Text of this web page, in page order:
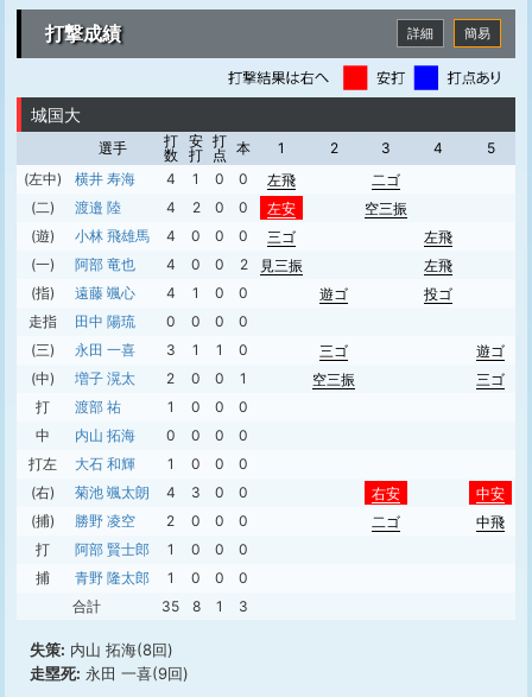
打撃成績 簡易
詳細
城国大
選手
打
数
安
打
打
点 本 1 2 3 4
5
(左中)
横井 寿海 4 1 0 0 左飛 二ゴ
(二)
渡邉 陸 4 2 0 0 左安 空三振
(遊)
小林 飛雄馬 4 0 0 0 三ゴ 左飛
(一)
阿部 竜也 4 0 0 2 見三振 左飛
(指)
遠藤 颯心 4 1 0 0 遊ゴ 投ゴ
走指
田中 陽琉 0 0 0
0
(三)
永田 一喜 3 1 1 0 三ゴ
遊ゴ
(中)
増子 滉太 2 0 0 1 空三振
三ゴ
打
渡部 祐 1 0 0
0
中
内山 拓海 0 0 0
0
打左
大石 和輝 1 0 0
0
(右)
菊池 颯太朗 4 3 0 0 右安
中安
(捕)
勝野 凌空 2 0 0 0 二ゴ
中飛
打
阿部 賢士郎 1 0 0
0
捕
青野 隆太郎 1 0 0
0
合計
35 8 1 3
失策: 内山 拓海(8回)
走塁死: 永田 一喜(9回)